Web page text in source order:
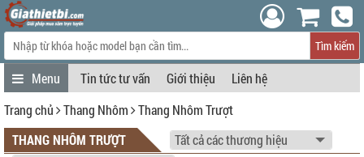
Tìm kiếm
Tin tức tư vấn Giới thiệu
Liên hệ
Trang chủ
Thang Nhôm
Thang Nhôm Trượt
THANG NHÔM TRƯỢT